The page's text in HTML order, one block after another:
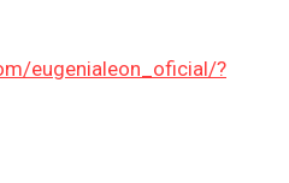
eugenialeon_oficial/?